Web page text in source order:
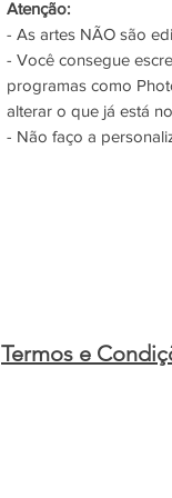
Atenção:
- As artes NÃO são
- Você consegue
programas como
alterar o que já está
- Não faço a
Termos e